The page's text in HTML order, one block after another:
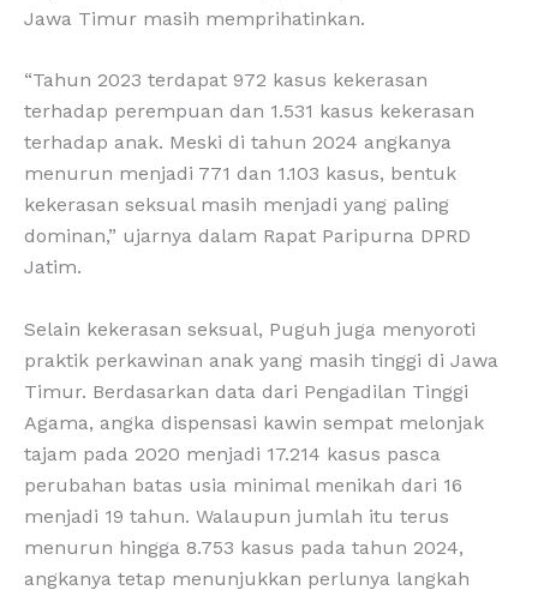
Jawa Timur masih memprihatinkan.
“Tahun 2023 terdapat 972 kasus kekerasan
terhadap perempuan dan 1.531 kasus kekerasan
terhadap anak. Meski di tahun 2024 angkanya
menurun menjadi 771 dan 1.103 kasus, bentuk
kekerasan seksual masih menjadi yang paling
dominan,” ujarnya dalam Rapat Paripurna DPRD
Jatim.
Selain kekerasan seksual, Puguh juga menyoroti
praktik perkawinan anak yang masih tinggi di Jawa
Timur. Berdasarkan data dari Pengadilan Tinggi
Agama, angka dispensasi kawin sempat melonjak
tajam pada 2020 menjadi 17.214 kasus pasca
perubahan batas usia minimal menikah dari 16
menjadi 19 tahun. Walaupun jumlah itu terus
menurun hingga 8.753 kasus pada tahun 2024,
angkanya tetap menunjukkan perlunya langkah